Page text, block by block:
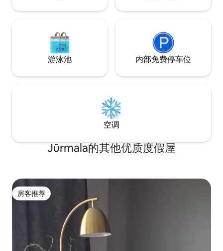
游泳池 内部免费停车位
空调
Jūrmala的其他优质度假屋
房客推荐
房客推荐